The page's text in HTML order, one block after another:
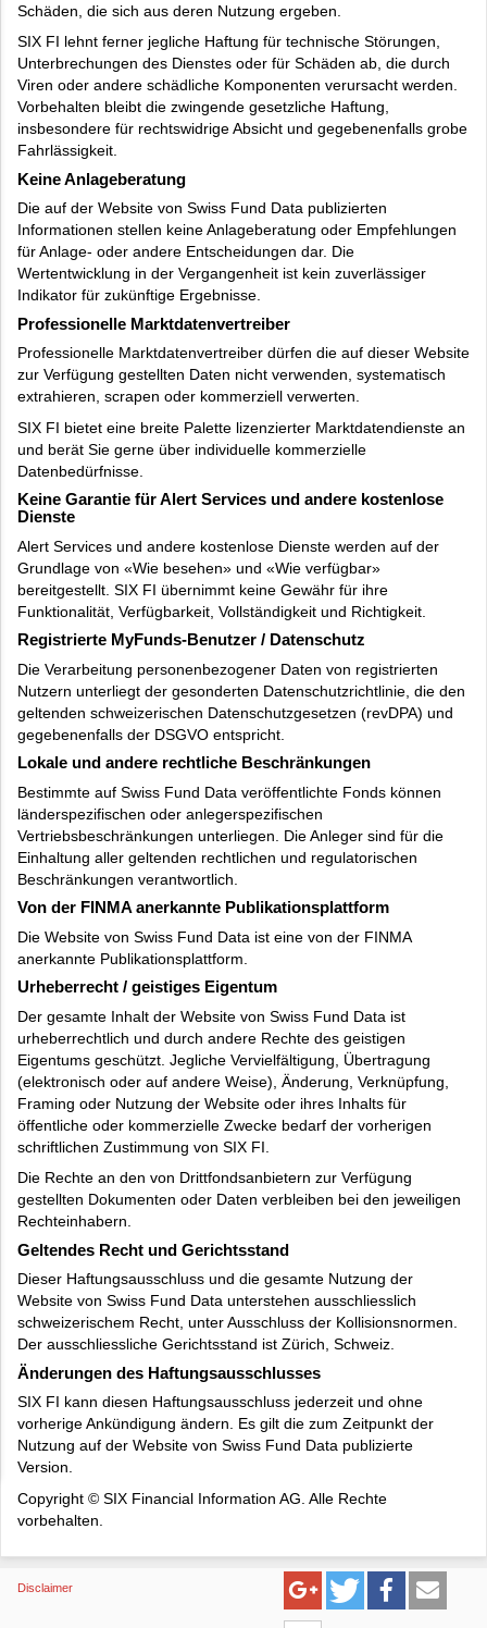
Schäden, die sich aus deren Nutzung ergeben.
SIX FI lehnt ferner jegliche Haftung für technische Störungen,
Unterbrechungen des Dienstes oder für Schäden ab, die durch
Viren oder andere schädliche Komponenten verursacht werden.
Vorbehalten bleibt die zwingende gesetzliche Haftung,
insbesondere für rechtswidrige Absicht und gegebenenfalls grobe
Fahrlässigkeit.
Keine Anlageberatung
Die auf der Website von Swiss Fund Data publizierten
Informationen stellen keine Anlageberatung oder Empfehlungen
für Anlage- oder andere Entscheidungen dar. Die
Wertentwicklung in der Vergangenheit ist kein zuverlässiger
Indikator für zukünftige Ergebnisse.
Professionelle Marktdatenvertreiber
Professionelle Marktdatenvertreiber dürfen die auf dieser Website
zur Verfügung gestellten Daten nicht verwenden, systematisch
extrahieren, scrapen oder kommerziell verwerten.
SIX FI bietet eine breite Palette lizenzierter Marktdatendienste an
und berät Sie gerne über individuelle kommerzielle
Datenbedürfnisse.
Keine Garantie für Alert Services und andere kostenlose
Dienste
Alert Services und andere kostenlose Dienste werden auf der
Grundlage von «Wie besehen» und «Wie verfügbar»
bereitgestellt. SIX FI übernimmt keine Gewähr für ihre
Funktionalität, Verfügbarkeit, Vollständigkeit und Richtigkeit.
Registrierte MyFunds-Benutzer / Datenschutz
Die Verarbeitung personenbezogener Daten von registrierten
Nutzern unterliegt der gesonderten Datenschutzrichtlinie, die den
geltenden schweizerischen Datenschutzgesetzen (revDPA) und
gegebenenfalls der DSGVO entspricht.
Lokale und andere rechtliche Beschränkungen
Bestimmte auf Swiss Fund Data veröffentlichte Fonds können
länderspezifischen oder anlegerspezifischen
Vertriebsbeschränkungen unterliegen. Die Anleger sind für die
Einhaltung aller geltenden rechtlichen und regulatorischen
Beschränkungen verantwortlich.
Von der FINMA anerkannte Publikationsplattform
Die Website von Swiss Fund Data ist eine von der FINMA
anerkannte Publikationsplattform.
Urheberrecht / geistiges Eigentum
Der gesamte Inhalt der Website von Swiss Fund Data ist
urheberrechtlich und durch andere Rechte des geistigen
Eigentums geschützt. Jegliche Vervielfältigung, Übertragung
(elektronisch oder auf andere Weise), Änderung, Verknüpfung,
Framing oder Nutzung der Website oder ihres Inhalts für
öffentliche oder kommerzielle Zwecke bedarf der vorherigen
schriftlichen Zustimmung von SIX FI.
Die Rechte an den von Drittfondsanbietern zur Verfügung
gestellten Dokumenten oder Daten verbleiben bei den jeweiligen
Rechteinhabern.
Geltendes Recht und Gerichtsstand
Dieser Haftungsausschluss und die gesamte Nutzung der
Website von Swiss Fund Data unterstehen ausschliesslich
schweizerischem Recht, unter Ausschluss der Kollisionsnormen.
Der ausschliessliche Gerichtsstand ist Zürich, Schweiz.
Änderungen des Haftungsausschlusses
SIX FI kann diesen Haftungsausschluss jederzeit und ohne
vorherige Ankündigung ändern. Es gilt die zum Zeitpunkt der
Nutzung auf der Website von Swiss Fund Data publizierte
Version.
Copyright © SIX Financial Information AG. Alle Rechte
vorbehalten.
Disclaimer